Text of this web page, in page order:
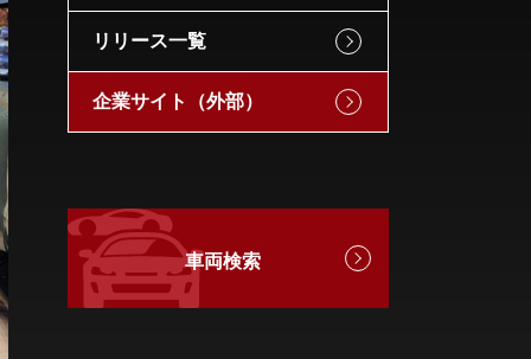
リリース一覧
企業サイト（外部）
車両検索